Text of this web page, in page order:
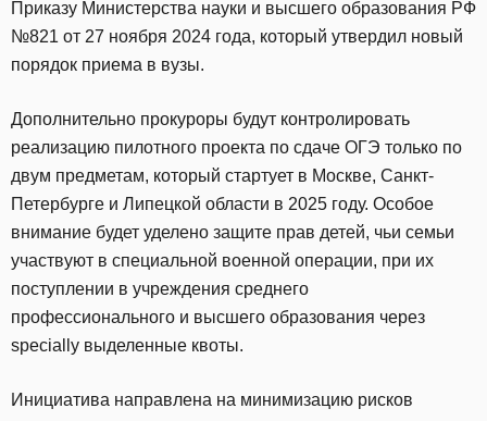
Приказу Министерства науки и высшего образования РФ
№821 от 27 ноября 2024 года, который утвердил новый
порядок приема в вузы.
Дополнительно прокуроры будут контролировать
реализацию пилотного проекта по сдаче ОГЭ только по
двум предметам, который стартует в Москве, Санкт-
Петербурге и Липецкой области в 2025 году. Особое
внимание будет уделено защите прав детей, чьи семьи
участвуют в специальной военной операции, при их
поступлении в учреждения среднего
профессионального и высшего образования через
specially выделенные квоты.
Инициатива направлена на минимизацию рисков